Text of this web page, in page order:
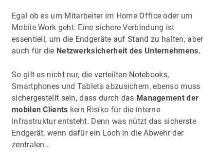
Egal ob es um Mitarbeiter im Home Office oder um
Mobile Work geht: Eine sichere Verbindung ist
essentiell, um die Endgeräte auf Stand zu halten, aber
auch für die Netzwerksicherheit des Unternehmens.
So gilt es nicht nur, die verteilten Notebooks,
Smartphones und Tablets abzusichern, ebenso muss
sichergestellt sein, dass durch das Management der
mobilen Clients kein Risiko für die interne
Infrastruktur entsteht. Denn was nützt das sicherste
Endgerät, wenn dafür ein Loch in die Abwehr der
zentralen…